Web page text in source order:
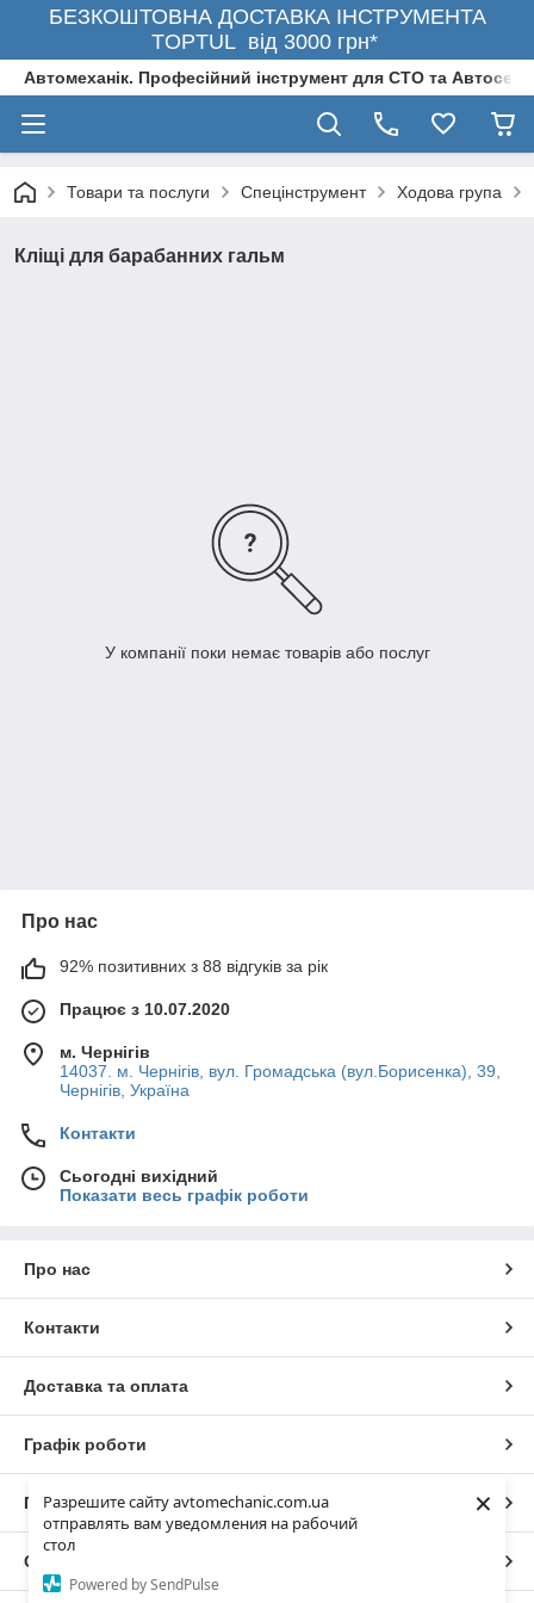
Разрешите сайту avtomechanic.com.ua
отправлять вам уведомления на рабочий
стол
Powered by SendPulse
×
БЕЗКОШТОВНА ДОСТАВКА ІНСТРУМЕНТА
TOPTUL від 3000 грн*
Автомеханік. Професійний інструмент для СТО та
Товари та послуги Спецінструмент Ходова група
Кліщі для барабанних гальм
У компанії поки немає товарів або послуг
Про нас
92% позитивних з 88 відгуків за рік
Працює з 10.07.2020
м. Чернігів
14037. м. Чернігів, вул. Громадська (вул.Борисенка), 39,
Чернігів, Україна
Контакти
Сьогодні вихідний
Показати весь графік роботи
Про нас
Контакти
Доставка та оплата
Графік роботи
Повна версія сайту
Сайт створено на маркетплейсі